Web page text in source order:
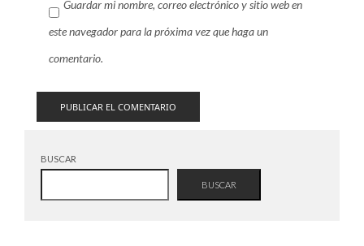
Guardar mi nombre, correo electrónico y sitio web en
este navegador para la próxima vez que haga un
comentario.
BUSCAR
BUSCAR